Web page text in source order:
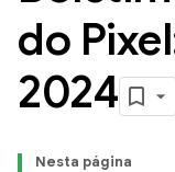
do
2024
Nesta página